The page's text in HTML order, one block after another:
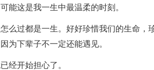
能这是我一生中最温柔的时刻。
么过都是一生。好好珍惜我们的生命，
为下辈子不一定还能遇见。
经开始担心了。